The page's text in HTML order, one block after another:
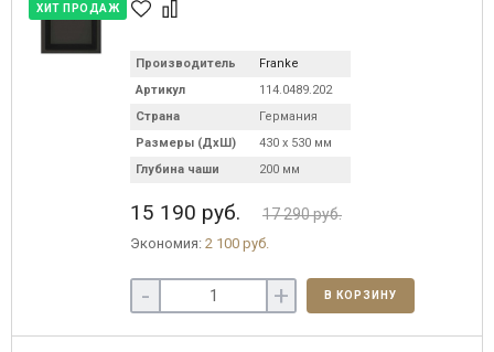
ХИТ ПРОДАЖ
Производитель
Franke
Артикул
114.0489.202
Страна
Германия
Размеры (ДхШ)
430 х 530 мм
Глубина чаши
200 мм
15 190 руб. 17 290 руб.
Экономия: 2 100 руб.
- + В КОРЗИНУ